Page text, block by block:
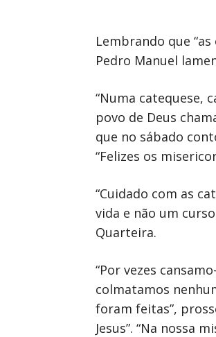
Lembrando que
Pedro Manuel
“Numa catequese,
povo de Deus
que no sábado
“Felizes os
“Cuidado com as
vida e não um
Quarteira.
“Por vezes
colmatamos
foram feitas”,
Jesus”. “Na nossa